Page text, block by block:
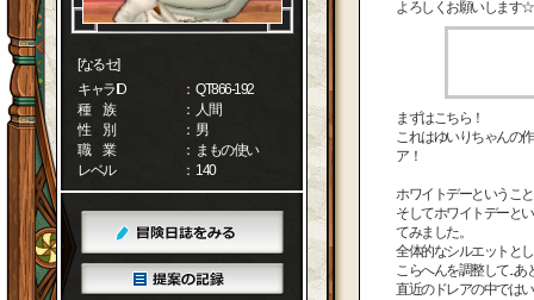
[なるセ]
キャラID
： QT866-192
種 族
： 人間
性 別
： 男
職 業
： まもの使い
レベル
： 140
よろしくお願いします☆
まずはこちら！
これはゆいりちゃんの
ア！
ホワイトデーというこ
そしてホワイトデーと
てみました。
全体的なシルエットと
こらへんを調整して...あ
直近のドレアの中では